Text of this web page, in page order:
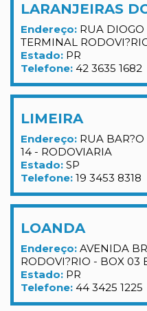
LARANJEIRAS
Endereço: RUA
TERMINAL
Estado: PR
Telefone: 42 3635 1682
LIMEIRA
Endereço: RUA
14 - RODOVIARIA
Estado: SP
Telefone: 19 3453 8318
LOANDA
Endereço: AVENIDA
RODOVI?RIO - BOX 03
Estado: PR
Telefone: 44 3425 1225